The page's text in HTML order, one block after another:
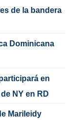
de la bandera
Dominicana
en
NY en RD
Marileidy